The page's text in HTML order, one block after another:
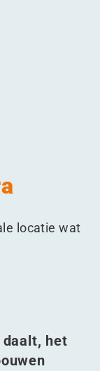
in Puursin
mailcenter
locatie wat
het